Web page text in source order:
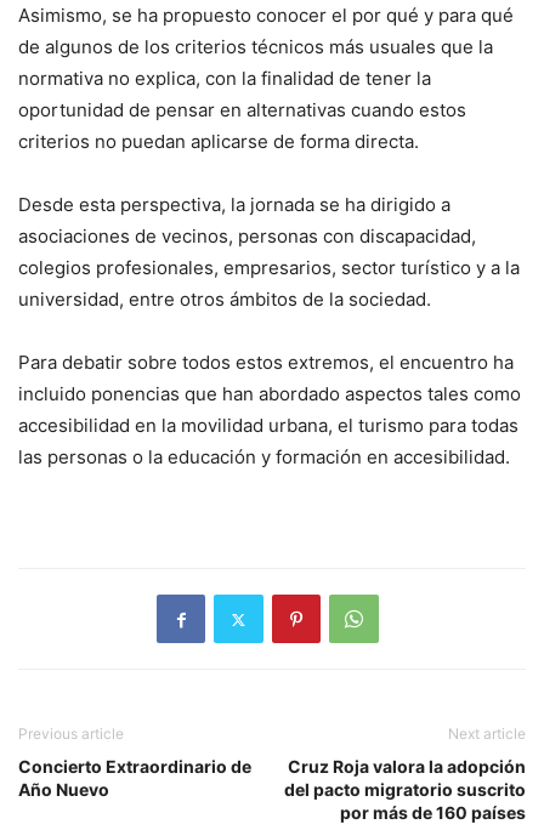
Asimismo, se ha propuesto conocer el por qué y para qué
de algunos de los criterios técnicos más usuales que la
normativa no explica, con la finalidad de tener la
oportunidad de pensar en alternativas cuando estos
criterios no puedan aplicarse de forma directa.
Desde esta perspectiva, la jornada se ha dirigido a
asociaciones de vecinos, personas con discapacidad,
colegios profesionales, empresarios, sector turístico y a la
universidad, entre otros ámbitos de la sociedad.
Para debatir sobre todos estos extremos, el encuentro ha
incluido ponencias que han abordado aspectos tales como
accesibilidad en la movilidad urbana, el turismo para todas
las personas o la educación y formación en accesibilidad.
Previous article
Concierto Extraordinario de
Año Nuevo
Next article
Cruz Roja valora la adopción
del pacto migratorio suscrito
por más de 160 países